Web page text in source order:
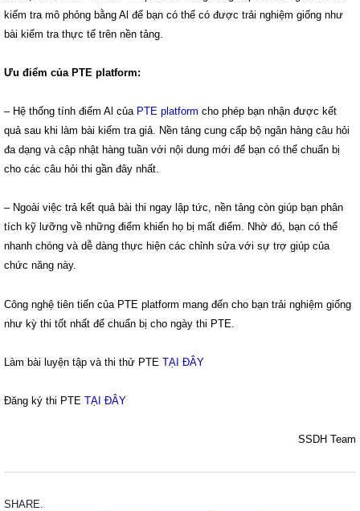
kiểm tra mô phỏng bằng Al để bạn có thể có được trải nghiệm giống như
bài kiểm tra thực tế trên nền tảng.
Ưu điểm của PTE platform:
– Hệ thống tính điểm Al của PTE platform cho phép bạn nhận được kết
quả sau khi làm bài kiểm tra giả. Nền tảng cung cấp bộ ngân hàng câu hỏi
đa dạng và cập nhật hàng tuần với nội dung mới để bạn có thể chuẩn bị
cho các câu hỏi thi gần đây nhất.
– Ngoài việc trả kết quả bài thi ngay lập tức, nền tảng còn giúp bạn phân
tích kỹ lưỡng về những điểm khiến họ bị mất điểm. Nhờ đó, bạn có thể
nhanh chóng và dễ dàng thực hiện các chỉnh sửa với sự trợ giúp của
chức năng này.
Công nghệ tiên tiến của PTE platform mang đến cho bạn trải nghiệm giống
như kỳ thi tốt nhất để chuẩn bị cho ngày thi PTE.
Làm bài luyện tập và thi thử PTE TẠI ĐÂY
Đăng ký thi PTE TẠI ĐÂY
SSDH Team
SHARE.